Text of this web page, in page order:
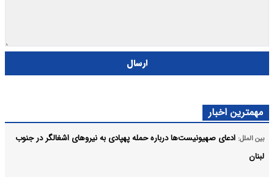
ارسال
مهمترین اخبار
بین الملل: ادعای صهیونیست‌ها درباره حمله پهپادی به نیروهای اشغالگر در جنوب
لبنان